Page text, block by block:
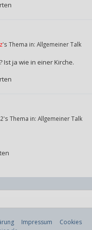
's Thema in: Allgemeiner Talk
ja wie in einer Kirche.
's Thema in: Allgemeiner Talk
Impressum
Cookies